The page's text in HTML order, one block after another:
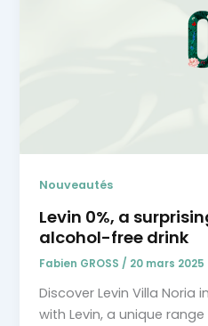
Nouveautés
Levin 0%, a
alcohol-free drink
Fabien GROSS/ 20 mars 2025
Discover Levin Villa Noria
with Levin, a unique